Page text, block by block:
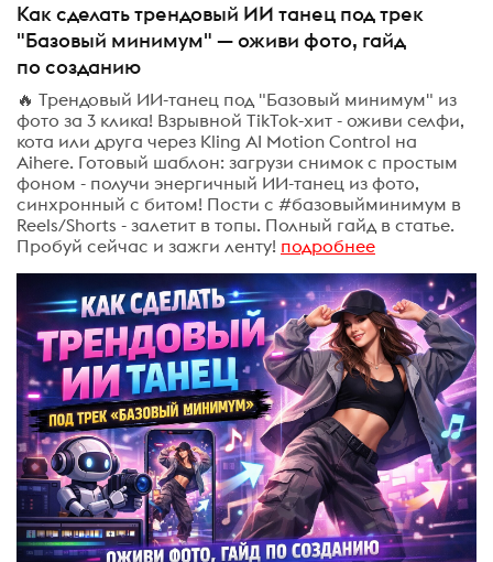
Как сделать трендовый ИИ танец под трек
"Базовый минимум" — оживи фото, гайд
по созданию
🔥 Трендовый ИИ-танец под "Базовый минимум" из
фото за 3 клика! Взрывной TikTok-хит - оживи селфи,
кота или друга через Kling AI Motion Control на
Aihere. Готовый шаблон: загрузи снимок с простым
фоном - получи энергичный ИИ-танец из фото,
синхронный с битом! Пости с #базовыйминимум в
Reels/Shorts - залетит в топы. Полный гайд в статье.
Пробуй сейчас и зажги ленту! подробнее